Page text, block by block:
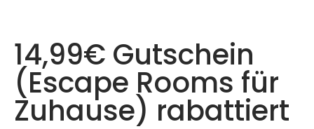
14,99€ Gutschein
(Escape Rooms für
Zuhause) rabattiert